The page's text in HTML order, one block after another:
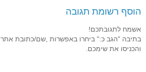
הוסף רשומת תגובה
אשמח לתגובתכם!
בתיבה "הגב כ:" ביחרו באפשרות ,שם/כתובת אתר
והכניסו את שימכם.